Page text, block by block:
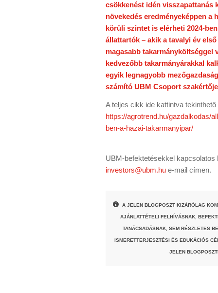
csökkenést idén visszapattanás
növekedés eredményeképpen a
körüli szintet is elérheti 2024-
állattartók – akik a tavalyi év
magasabb takarmányköltséggel
kedvezőbb takarmányárakkal
egyik legnagyobb
számító UBM Csoport
A teljes cikk ide kattintva tekinthető
https://agrotrend.hu/gazdalkodas/
ben-a-hazai-takarmanyipar/
UBM-befektetésekkel
investors@ubm.hu e-mail címen.
A JELEN BLOGPOSZT KIZÁRÓLAG
AJÁNLATTÉTELI FELHÍVÁSNAK,
TANÁCSADÁSNAK, SEM RÉSZLETES
ISMERETTERJESZTÉSI ÉS EDUKÁCIÓS
JELEN